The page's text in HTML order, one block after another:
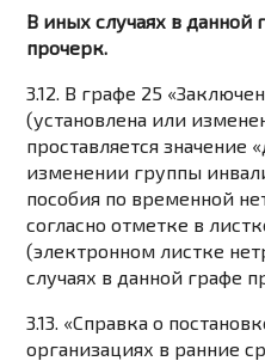
В иных случаях в данной
прочерк.
3.12. В графе 25
(установлена или
проставляется значение
изменении группы
пособия по временной
согласно отметке в
(электронном листке
случаях в данной графе
3.13. «Справка о
организациях в ранние